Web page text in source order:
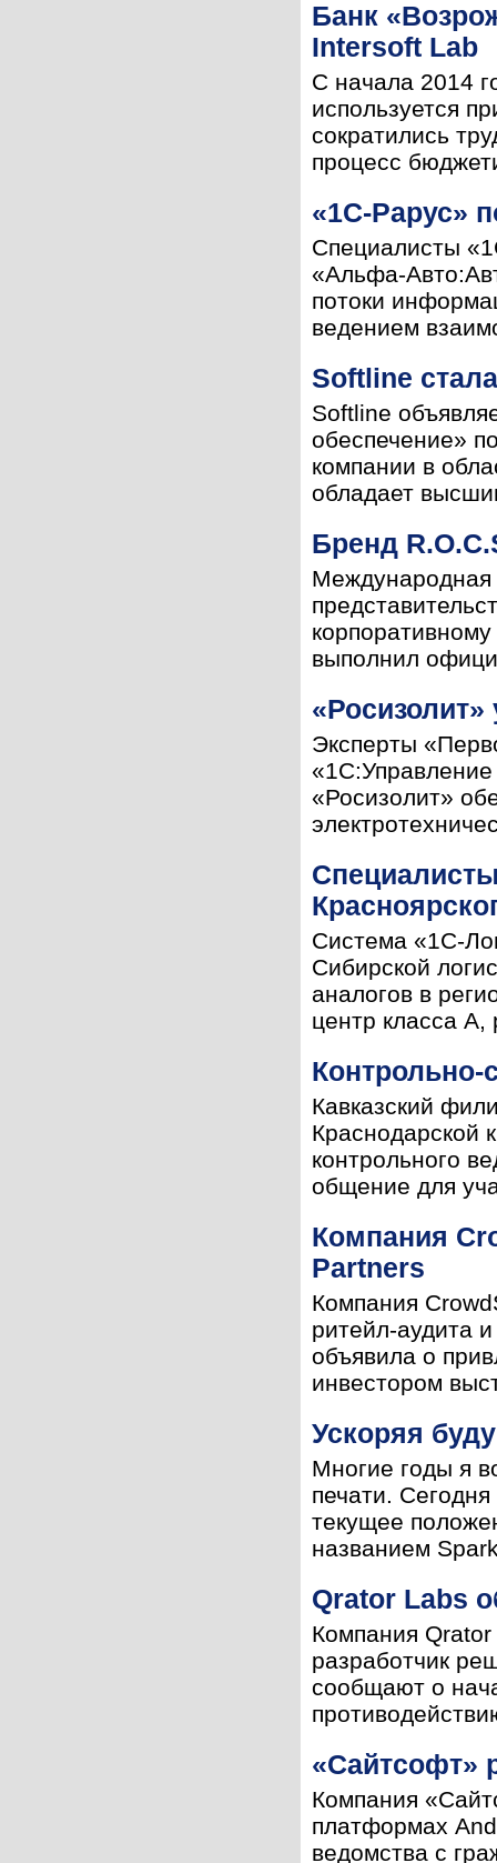
Банк
Intersoft Lab
С начала 2014
используется
сократились
процесс
«1С-Рарус»
Специалисты
«Альфа-
потоки
ведением
Softline
Softline
обеспечение»
компании в
обладает
Бренд
Международная
выполнил
Эксперты
«Росизолит»
Система «1С-
Сибирской
аналогов в
центр класса
Контрольно-
Кавказский
Краснодарской
контрольного
общение для
Компания
Partners
Компания
ритейл-аудита
объявила о
инвестором
Ускоряя
Многие годы я
печати.
текущее
названием
Qrator Labs
Компания
разработчик
сообщают о
«Сайтсофт»
Компания
платформах
ведомства с